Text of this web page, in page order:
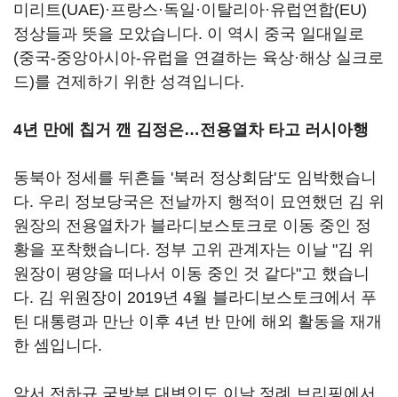
미리트(UAE)·프랑스·독일·이탈리아·유럽연합(EU)
정상들과 뜻을 모았습니다. 이 역시 중국 일대일로
(중국-중앙아시아-유럽을 연결하는 육상·해상 실크로
드)를 견제하기 위한 성격입니다.
4년 만에 칩거 깬 김정은…전용열차 타고 러시아행
동북아 정세를 뒤흔들 '북러 정상회담'도 임박했습니
다. 우리 정보당국은 전날까지 행적이 묘연했던 김 위
원장의 전용열차가 블라디보스토크로 이동 중인 정
황을 포착했습니다. 정부 고위 관계자는 이날 "김 위
원장이 평양을 떠나서 이동 중인 것 같다"고 했습니
다. 김 위원장이 2019년 4월 블라디보스토크에서 푸
틴 대통령과 만난 이후 4년 반 만에 해외 활동을 재개
한 셈입니다.
앞서 전하규 국방부 대변인도 이날 정례 브리핑에서